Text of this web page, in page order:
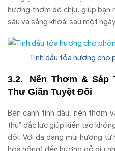
hương thơm dễ chịu, giúp bạn
sâu và sảng khoái sau một
Tinh dầu tỏa hương cho
Nến Thơm & Sáp
Thư Giãn Tuyệt Đối
Bên cạnh tinh dầu, nến thơm
thủ” đắc lực giúp kiến tạo
đối. Với đa dạng mùi hương